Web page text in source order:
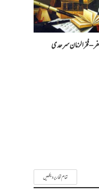
– فخرالزمان سرحدی
تمام تحاریر دیکھیں